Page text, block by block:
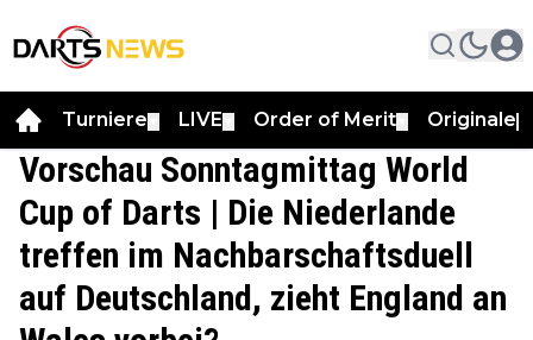
Turniere LIVE Order of Merit Originale
Vorschau Sonntagmittag World
Cup of Darts | Die Niederlande
treffen im Nachbarschaftsduell
auf Deutschland, zieht England an